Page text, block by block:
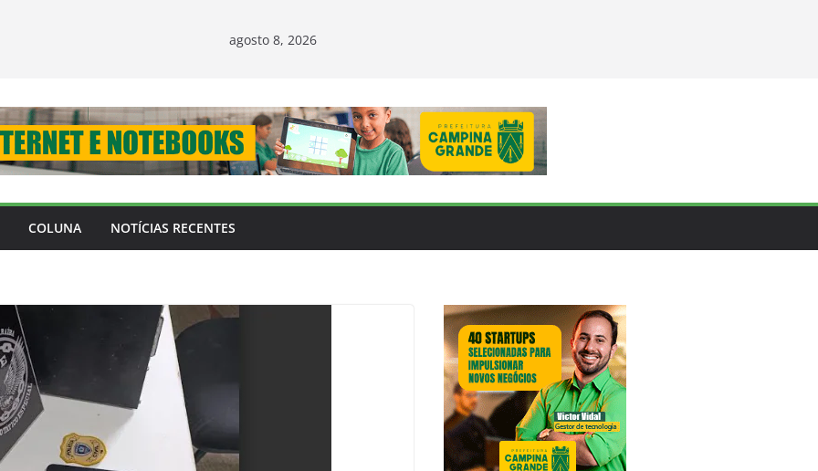
agosto 8, 2026
COLUNA NOTÍCIAS RECENTES